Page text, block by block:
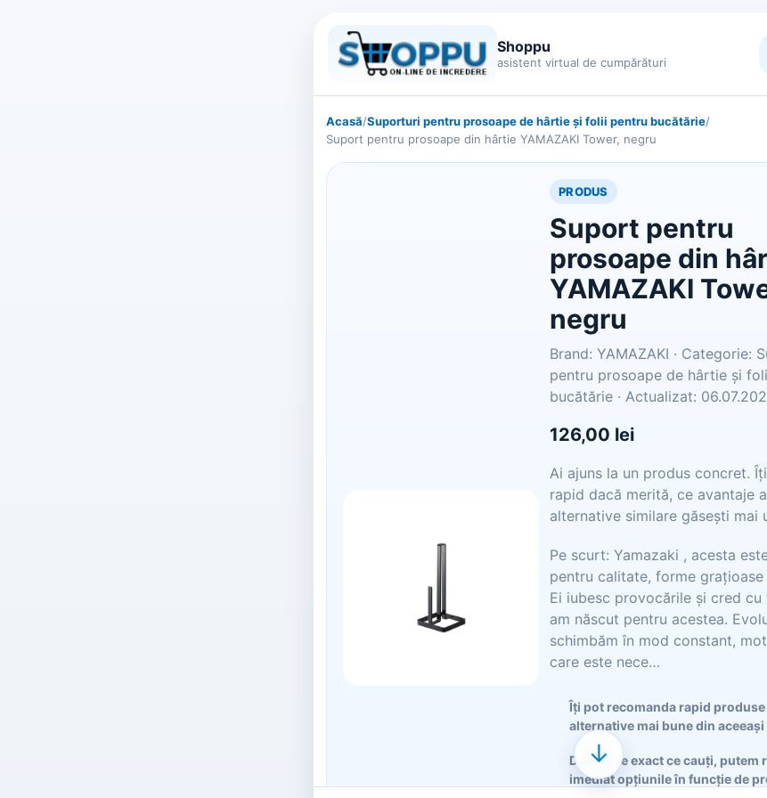
Shoppu
asistent virtual de cumpărături
Acasă/Suporturi pentru prosoape de hârtie și folii pentru bucătărie/
Suport pentru prosoape din hârtie YAMAZAKI Tower, negru
PRODUS
Suport pentru
prosoape din
YAMAZAKI
negru
Brand: YAMAZAKI · Categorie:
pentru prosoape de hârtie și
bucătărie · Actualizat:
126,00 lei
Ai ajuns la un produs concret.
rapid dacă merită, ce avantaje
alternative similare găsești mai
Pe scurt: Yamazaki , acesta
pentru calitate, forme
Ei iubesc provocările și cred cu
am născut pentru acestea.
schimbăm în mod constant,
care este nece…
Îți pot recomanda rapid
alternative mai bune din aceeași
Dacă nu e exact ce cauți, putem
imediat opțiunile în funcție de
↓